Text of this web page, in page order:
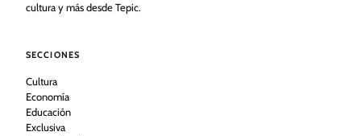
cultura y más desde Tepic.
SECCIONES
Cultura
Economía
Educación
Exclusiva